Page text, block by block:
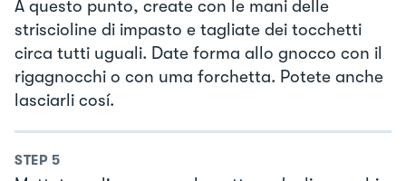
A questo punto, create con le mani delle
striscioline di impasto e tagliate dei tocchetti
circa tutti uguali. Date forma allo gnocco con il
rigagnocchi o con uma forchetta. Potete anche
lasciarli cosí.
STEP 5